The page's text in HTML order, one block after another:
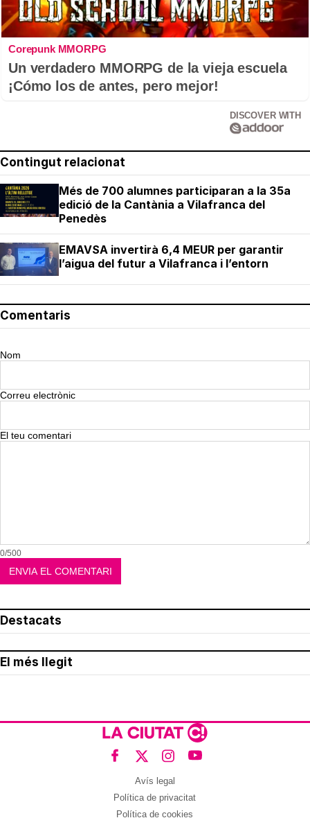
Corepunk MMORPG
Un verdadero MMORPG de la vieja escuela
¡Cómo los de antes, pero mejor!
DISCOVER WITH
Contingut relacionat
Més de 700 alumnes participaran a la 35a
edició de la Cantània a Vilafranca del
Penedès
EMAVSA invertirà 6,4 MEUR per garantir
l’aigua del futur a Vilafranca i l’entorn
Comentaris
Nom
Correu electrònic
El teu comentari
0/500
Destacats
El més llegit
Avís legal
Política de privacitat
Política de cookies